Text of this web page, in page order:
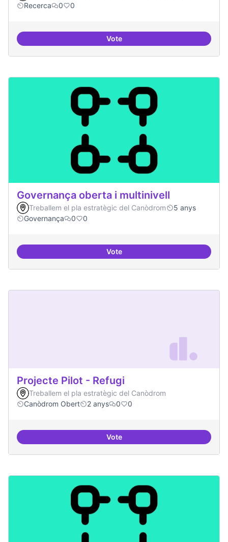
Recerca
0 0
VotePrograma de seminari regular
Governança oberta i multinivell
Treballem el pla estratègic del Canòdrom
5 anys
Governança
0 0
VoteGovernança oberta i multinivell
Projecte Pilot - Refugi
Treballem el pla estratègic del Canòdrom
Canòdrom Obert
2 anys 0 0
VoteProjecte Pilot - Refugi